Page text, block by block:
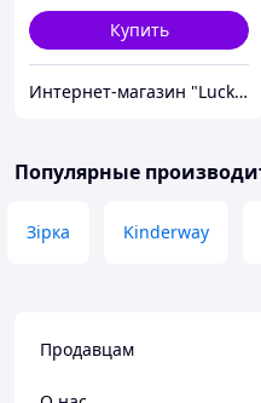
Купить
Интернет-магазин "Lucky-MD"
Популярные
Зірка Kinderway
Продавцам